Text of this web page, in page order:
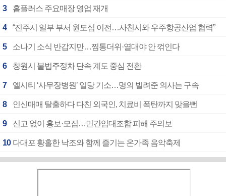
3 홈플러스 주요매장 영업 재개
4 “진주시 일부 부서 원도심 이전…사천시와 우주항공산업 협력”
5 소나기 소식 반갑지만…찜통더위·열대야 안 꺾인다
6 창원시 불법주정차 단속 계도 중심 전환
7 엘시티 ‘사무장병원’ 일당 기소…명의 빌려준 의사는 구속
8 인신매매 탈출하다 다친 외국인, 치료비 폭탄까지 맞을뻔
9 신고 없이 홍보·모집…민간임대조합 피해 주의보
10 다대포 황홀한 낙조와 함께 즐기는 온가족 음악축제